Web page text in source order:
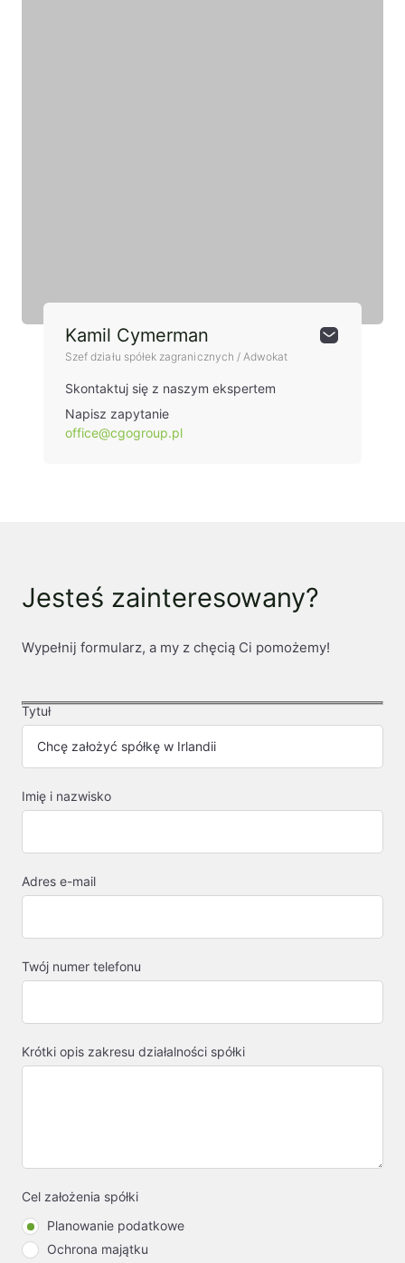
Kamil Cymerman
Szef działu spółek zagranicznych / Adwokat
Skontaktuj się z naszym ekspertem
Napisz zapytanie
office@cgogroup.pl
Jesteś zainteresowany?
Wypełnij formularz, a my z chęcią Ci pomożemy!
Tytuł
Imię i nazwisko
Adres e-mail
Twój numer telefonu
Krótki opis zakresu działalności spółki
Cel założenia spółki
Planowanie podatkowe
Ochrona majątku